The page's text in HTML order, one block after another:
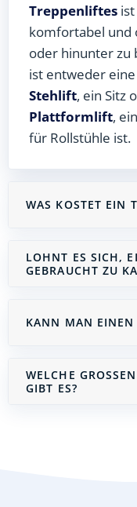
Treppenliftes
komfortabel und
oder hinunter zu
ist entweder
Stehlift, ein Sitz
Plattformlift,
für Rollstühle ist.
WAS KOSTET EIN
LOHNT ES SICH,
GEBRAUCHT ZU
KANN MAN EINEN
WELCHE GROSSEN
IBT ES?